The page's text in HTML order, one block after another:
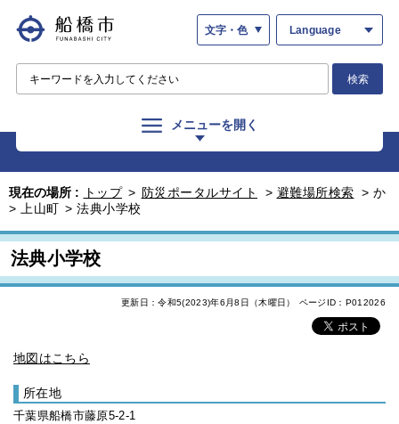
文字・色 Language
検索
メニューを開く
現在の場所 : トップ > 防災ポータルサイト > 避難場所検索 > か
>
上山町 > 法典小学校
法典小学校
更新日：令和5(2023)年6月8日（木曜日） ページID：P012026
地図はこちら
所在地
千葉県船橋市藤原5-2-1